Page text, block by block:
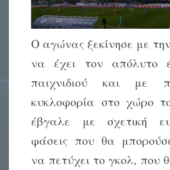
Ο αγώνας ξεκίνησε με
να έχει τον απόλυτο
παιχνιδιού και με
κυκλοφορία στο χώρο
έβγαλε με σχετική
φάσεις που θα
να πετύχει το γκολ, που